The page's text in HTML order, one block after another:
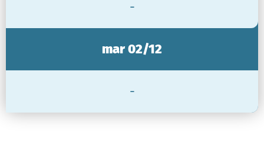
-
mar 02/12
-